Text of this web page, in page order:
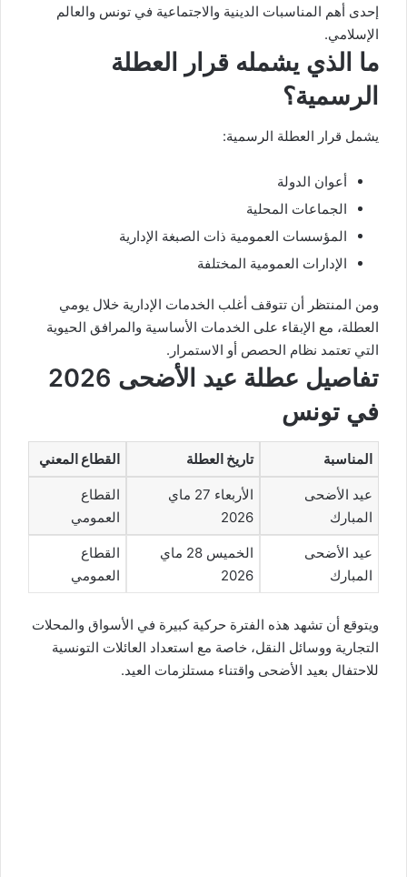
إحدى أهم المناسبات الدينية والاجتماعية في تونس والعالم
الإسلامي.
ما الذي يشمله قرار العطلة
الرسمية؟
يشمل قرار العطلة الرسمية:
أعوان الدولة
الجماعات المحلية
المؤسسات العمومية ذات الصبغة الإدارية
الإدارات العمومية المختلفة
ومن المنتظر أن تتوقف أغلب الخدمات الإدارية خلال يومي
العطلة، مع الإبقاء على الخدمات الأساسية والمرافق الحيوية
التي تعتمد نظام الحصص أو الاستمرار.
تفاصيل عطلة عيد الأضحى 2026
في تونس
المناسبة تاريخ العطلة القطاع المعني
عيد الأضحى
المبارك
الأربعاء 27 ماي
2026
القطاع
العمومي
عيد الأضحى
المبارك
الخميس 28 ماي
2026
القطاع
العمومي
ويتوقع أن تشهد هذه الفترة حركية كبيرة في الأسواق والمحلات
التجارية ووسائل النقل، خاصة مع استعداد العائلات التونسية
للاحتفال بعيد الأضحى واقتناء مستلزمات العيد.